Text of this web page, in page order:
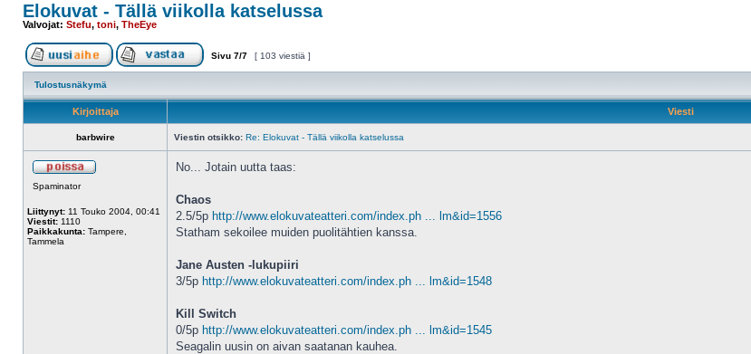
Elokuvat - Tällä viikolla katselussa
Valvojat: Stefu, toni, TheEye
Sivu 7/7 [ 103 viestiä ]
Tulostusnäkymä
Kirjoittaja Viesti
barbwire Viestin otsikko: Re: Elokuvat - Tällä viikolla katselussa
Spaminator
Liittynyt: 11 Touko 2004, 00:41
Viestit: 1110
Paikkakunta: Tampere,
Tammela
No... Jotain uutta taas:
Chaos
2.5/5p http://www.elokuvateatteri.com/index.ph ... lm&id=1556
Statham sekoilee muiden puolitähtien kanssa.
Jane Austen -lukupiiri
3/5p http://www.elokuvateatteri.com/index.ph ... lm&id=1548
Kill Switch
0/5p http://www.elokuvateatteri.com/index.ph ... lm&id=1545
Seagalin uusin on aivan saatanan kauhea.